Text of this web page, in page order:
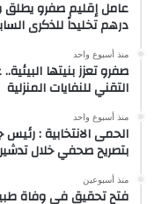
درهم تخليداً للذكرى
منذ أسبوع واحد
صفرو تعزز بنيتها
التقني للنفايات المنزلية
منذ أسبوع واحد
الحمى الانتخابية :
بتصريح صحفي خلال
منذ أسبوعين
فتح تحقيق في وفاة